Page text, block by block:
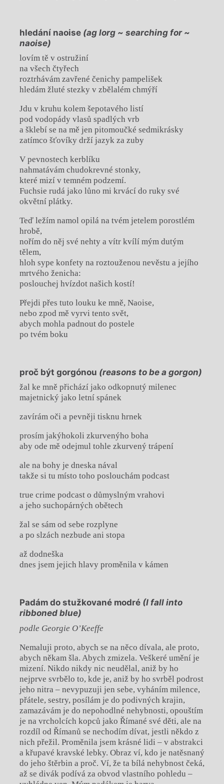
hledání naoise (ag lorg ~ searching for ~
naoise)
lovím tě v ostružiní
na všech čtyřech
roztrhávám zavřené čenichy pampelišek
hledám žluté stezky v zbělalém chmýří
Jdu v kruhu kolem šepotavého listí
pod vodopády vlasů spadlých vrb
a šklebí se na mě jen pitomoučké sedmikrásky
zatímco šťovíky drží jazyk za zuby
V pevnostech kerblíku
nahmatávám chudokrevné stonky,
které mizí v temném podzemí.
Fuchsie rudá jako lůno mi krvácí do ruky své
okvětní plátky.
Teď ležím namol opilá na tvém jetelem porostlém
hrobě,
nořím do něj své nehty a vítr kvílí mým dutým
tělem,
hloh sype konfety na roztouženou nevěstu a jejího
mrtvého ženicha:
poslouchej hvízdot našich kostí!
Přejdi přes tuto louku ke mně, Naoise,
nebo zpod mě vyrvi tento svět,
abych mohla padnout do postele
po tvém boku
proč být gorgónou (reasons to be a gorgon)
žal ke mně přichází jako odkopnutý milenec
majetnický jako letní spánek
zavírám oči a pevněji tisknu hrnek
prosím jakýhokoli zkurvenýho boha
aby ode mě odejmul tohle zkurvený trápení
ale na bohy je dneska nával
takže si tu místo toho poslouchám podcast
true crime podcast o důmyslným vrahovi
a jeho suchopárných obětech
žal se sám od sebe rozplyne
a po slzách nezbude ani stopa
až dodneška
dnes jsem jejich hlavy proměnila v kámen
Padám do stužkované modré (I fall into
ribboned blue)
podle Georgie O’Keeffe
Nemaluji proto, abych se na něco dívala, ale proto,
abych někam šla. Abych zmizela. Veškeré umění je
mizení. Nikdo nikdy nic neudělal, aniž by ho
nejprve svrbělo to, kde je, aniž by ho svrběl podrost
jeho nitra – nevypuzuji jen sebe, vyháním milence,
přátele, sestry, posílám je do podivných krajin,
zamazávám je do nepohodlné nehybnosti, opouštím
je na vrcholcích kopců jako Římané své děti, ale na
rozdíl od Římanů se nechodím dívat, jestli někdo z
nich přežil. Proměnila jsem krásné lidi – v abstrakci
a křupavé kravské lebky. Obraz ví, kdo je natěsnaný
do jeho štěrbin a proč. Ví, že ta bílá nehybnost čeká,
až se divák podívá za obvod vlastního pohledu –